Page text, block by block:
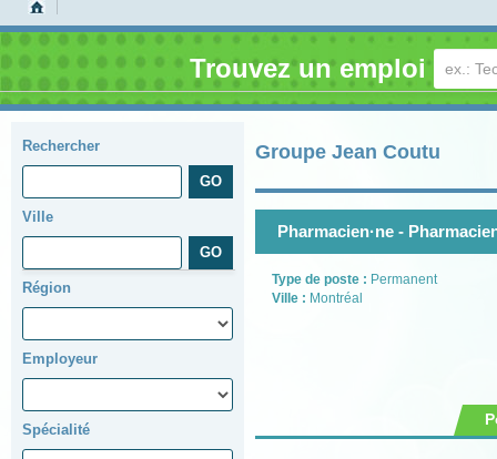
Trouvez un emploi
Rechercher
Ville
Région
Employeur
Spécialité
Groupe Jean Coutu
Pharmacien·ne -
Type de poste : Permanent
Ville : Montréal